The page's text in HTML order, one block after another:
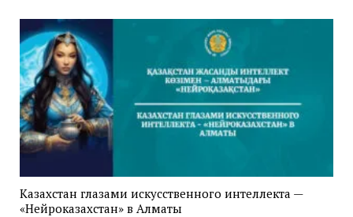
Казахстан глазами искусственного интеллекта —
«Нейроказахстан» в Алматы